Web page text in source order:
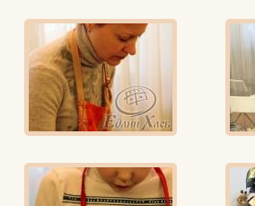
Едлин
Вконтакте
Max